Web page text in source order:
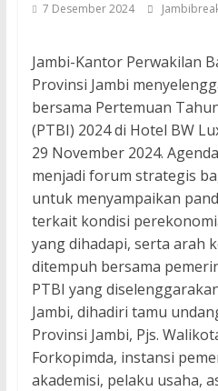
7 Desember 2024
Jambi-Kantor Perwakilan
Provinsi Jambi
bersama Pertemuan
(PTBI) 2024 di Hotel BW
29 November 2024.
menjadi forum strategis
untuk menyampaikan
terkait kondisi
yang dihadapi, serta arah
ditempuh bersama
PTBI yang
Jambi, dihadiri tamu
Provinsi Jambi, Pjs.
Forkopimda, instansi
akademisi, pelaku usaha,